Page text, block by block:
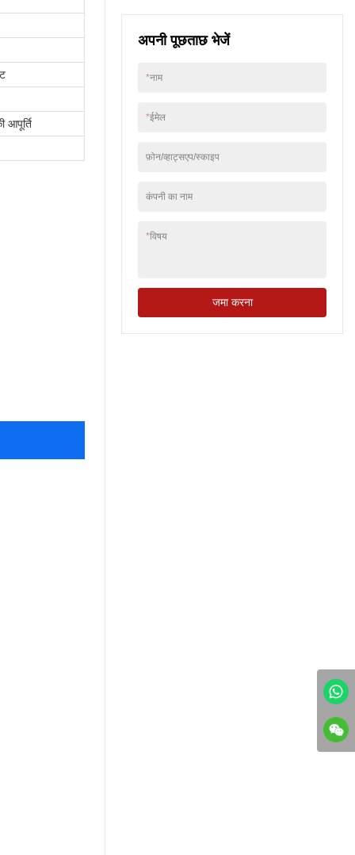
आपूर्ति
संपर्क कर सकते हैं और
अपनी पूछताछ भेजें
*नाम
*ईमेल
फ़ोन/व्हाट्सएप/स्काइप
कंपनी का नाम
*विषय
जमा करना